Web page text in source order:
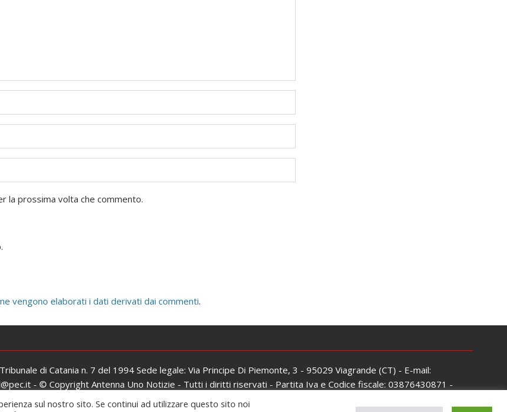
la prossima volta che commento.
vengono elaborati i dati derivati dai commenti.
di Catania n. 7 del 1994 Sede legale: Via Principe Di Piemonte, 3 - 95029 Viagrande (CT) - E-mail:
- © Copyright Antenna Uno Notizie - Tutti i diritti riservati - Partita Iva e Codice fiscale: 03876430871 -
Iscrizione al ROC: n. 26979 del 06/02/2017
sul nostro sito. Se continui ad utilizzare questo sito noi